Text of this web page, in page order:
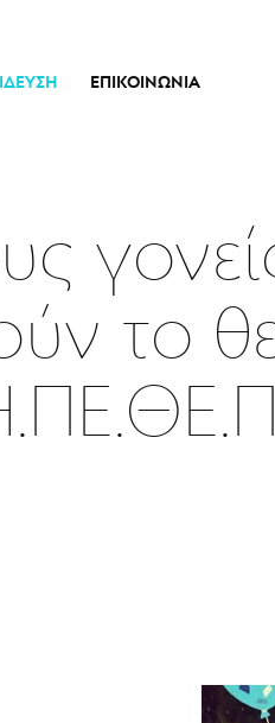
ΕΠΙΚΟΙΝΩΝΊΑ
το